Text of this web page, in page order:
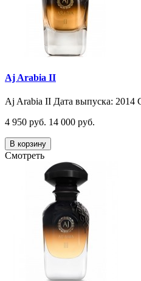
Aj Arabia II
Aj Arabia II Дата выпуска: 2014
4 950 руб. 14 000 руб.
В корзину
Смотреть